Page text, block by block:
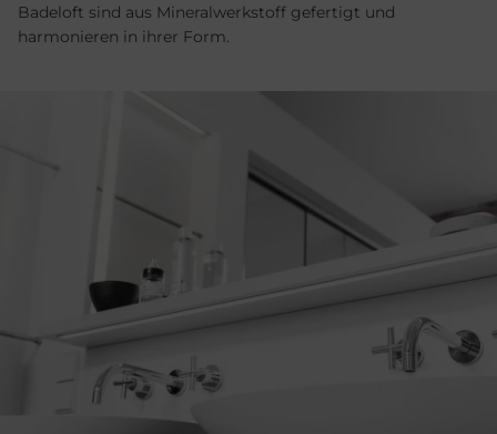
Badeloft sind aus Mineralwerkstoff gefertigt und
harmonieren in ihrer Form.